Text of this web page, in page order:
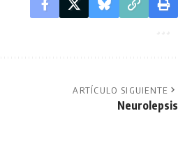
ARTÍCULO SIGUIENTE
Neurolepsis